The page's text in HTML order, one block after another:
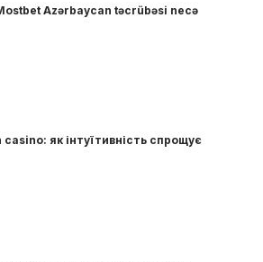
Azərbaycan təcrübəsi necə
casino: як інтуїтивність спрощує